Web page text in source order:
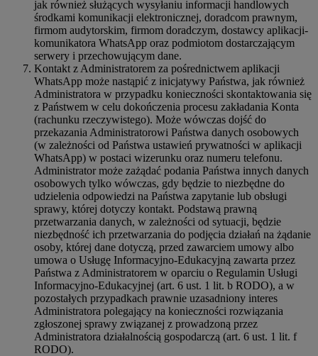
jak również służących wysyłaniu informacji handlowych
środkami komunikacji elektronicznej, doradcom prawnym,
firmom audytorskim, firmom doradczym, dostawcy aplikacji-
komunikatora WhatsApp oraz podmiotom dostarczającym
serwery i przechowującym dane.
Kontakt z Administratorem za pośrednictwem aplikacji
WhatsApp może nastąpić z inicjatywy Państwa, jak również
Administratora w przypadku konieczności skontaktowania się
z Państwem w celu dokończenia procesu zakładania Konta
(rachunku rzeczywistego). Może wówczas dojść do
przekazania Administratorowi Państwa danych osobowych
(w zależności od Państwa ustawień prywatności w aplikacji
WhatsApp) w postaci wizerunku oraz numeru telefonu.
Administrator może zażądać podania Państwa innych danych
osobowych tylko wówczas, gdy będzie to niezbędne do
udzielenia odpowiedzi na Państwa zapytanie lub obsługi
sprawy, której dotyczy kontakt. Podstawą prawną
przetwarzania danych, w zależności od sytuacji, będzie
niezbędność ich przetwarzania do podjęcia działań na żądanie
osoby, której dane dotyczą, przed zawarciem umowy albo
umowa o Usługę Informacyjno-Edukacyjną zawarta przez
Państwa z Administratorem w oparciu o Regulamin Usługi
Informacyjno-Edukacyjnej (art. 6 ust. 1 lit. b RODO), a w
pozostałych przypadkach prawnie uzasadniony interes
Administratora polegający na konieczności rozwiązania
zgłoszonej sprawy związanej z prowadzoną przez
Administratora działalnością gospodarczą (art. 6 ust. 1 lit. f
RODO).